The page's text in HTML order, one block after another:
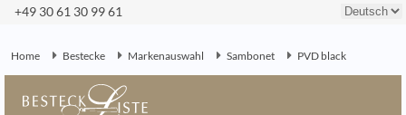
+49 30 61 30 99 61
Home Bestecke Markenauswahl Sambonet PVD black